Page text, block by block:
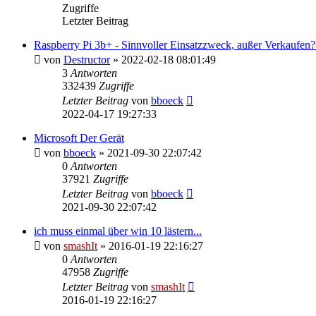
Zugriffe
Letzter Beitrag
Raspberry Pi 3b+ - Sinnvoller Einsatzzweck, außer
von Destructor» 2022-02-18 08:01:49
3 Antworten
332439 Zugriffe
Letzter Beitrag von bboeck
2022-04-17 19:27:33
Microsoft Der Gerät
von bboeck » 2021-09-30 22:07:42
0 Antworten
37921 Zugriffe
Letzter Beitrag von bboeck
2021-09-30 22:07:42
ich muss einmal über win 10 lästern...
von smashIt » 2016-01-19 22:16:27
0 Antworten
47958 Zugriffe
Letzter Beitrag von smashIt
2016-01-19 22:16:27